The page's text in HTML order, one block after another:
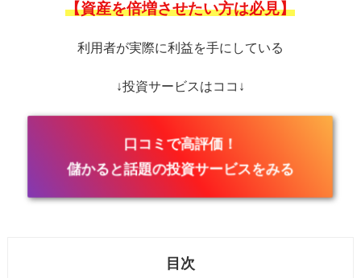
【資産を倍増させたい方は必見】
利用者が実際に利益を手にしている
↓投資サービスはココ↓
口コミで高評価！
儲かると話題の投資サービスをみる
目次